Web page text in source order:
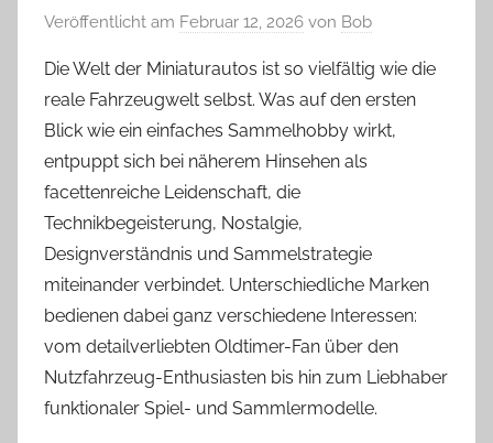
Veröffentlicht am Februar 12, 2026 von Bob
Die Welt der Miniaturautos ist so vielfältig wie die
reale Fahrzeugwelt selbst. Was auf den ersten
Blick wie ein einfaches Sammelhobby wirkt,
entpuppt sich bei näherem Hinsehen als
facettenreiche Leidenschaft, die
Technikbegeisterung, Nostalgie,
Designverständnis und Sammelstrategie
miteinander verbindet. Unterschiedliche Marken
bedienen dabei ganz verschiedene Interessen:
vom detailverliebten Oldtimer-Fan über den
Nutzfahrzeug-Enthusiasten bis hin zum Liebhaber
funktionaler Spiel- und Sammlermodelle.